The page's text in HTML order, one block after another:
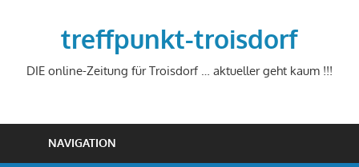
treffpunkt-troisdorf
DIE online-Zeitung für Troisdorf … aktueller geht kaum !!!
NAVIGATION